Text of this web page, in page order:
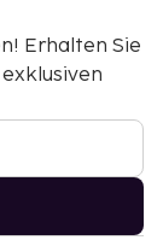
Erhalten Sie